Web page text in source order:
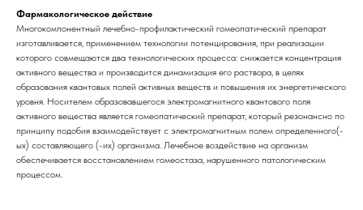
Фармакологическое действие
Многокомпонентный лечебно-профилактический гомеопатический препарат
изготавливается, применением технологии потенцирования, при реализации
которого совмещаются два технологических процесса: снижается концентрация
активного вещества и производится динамизация его раствора, в целях
образования квантовых полей активных веществ и повышения их энергетического
уровня. Носителем образовавшегося электромагнитного квантового поля
активного вещества является гомеопатический препарат, который резонансно по
принципу подобия взаимодействует с электромагнитным полем определенного(-
ых) составляющего (-их) организма. Лечебное воздействие на организм
обеспечивается восстановлением гомеостаза, нарушенного патологическим
процессом.